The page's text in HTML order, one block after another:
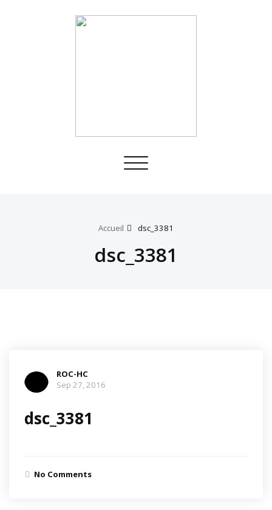
Toggle
Accueil dsc_3381
dsc_3381
ROC-HC
Sep 27, 2016
dsc_3381
No Comments